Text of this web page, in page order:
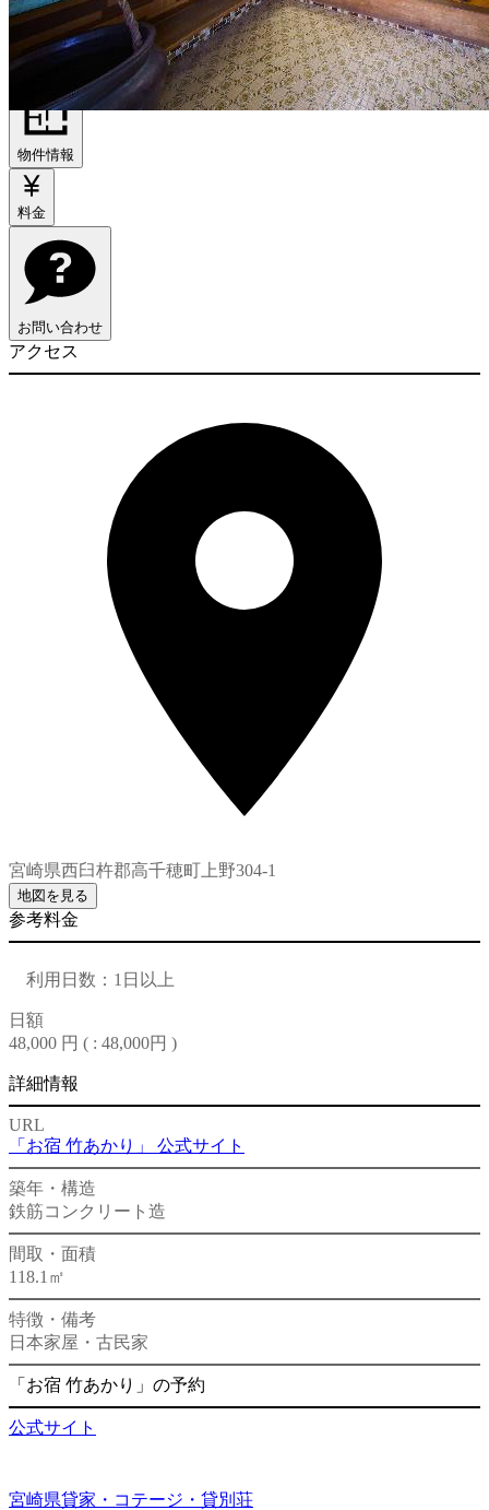
アクセス
物件情報
料金
お問い合わせ
アクセス
宮崎県西臼杵郡高千穂町上野304-1
地図を見る
参考料金
利用日数：1日以上
日額
48,000 円 ( : 48,000円 )
詳細情報
URL
「お宿 竹あかり」 公式サイト
築年・構造
鉄筋コンクリート造
間取・面積
118.1㎡
特徴・備考
日本家屋・古民家
「お宿 竹あかり」の予約
公式サイト
宮崎県貸家・コテージ・貸別荘